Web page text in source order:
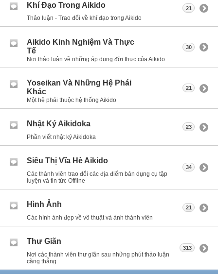
Khí Đạo Trong Aikido
Thảo luận - Trao đổi về khí đạo trong Aikido
21
Aikido Kinh Nghiệm Và Thực
Tế
Nơi thảo luận về những áp dụng đời thực của Aikido
30
Yoseikan Và Những Hệ Phái
Khác
Một hệ phái thuộc hệ thống Aikido
21
Nhật Ký Aikidoka
Phần viết nhật ký Aikidoka
23
Siêu Thị Vĩa Hè Aikido
Các thành viên trao đổi các địa điểm bán dụng cụ tập
luyện và tin tức Offline
34
Hình Ảnh
Các hình ảnh đẹp về võ thuật và ảnh thành viên
21
Thư Giãn
Nơi các thành viên thư giãn sau những phút thảo luận
căng thẳng
313